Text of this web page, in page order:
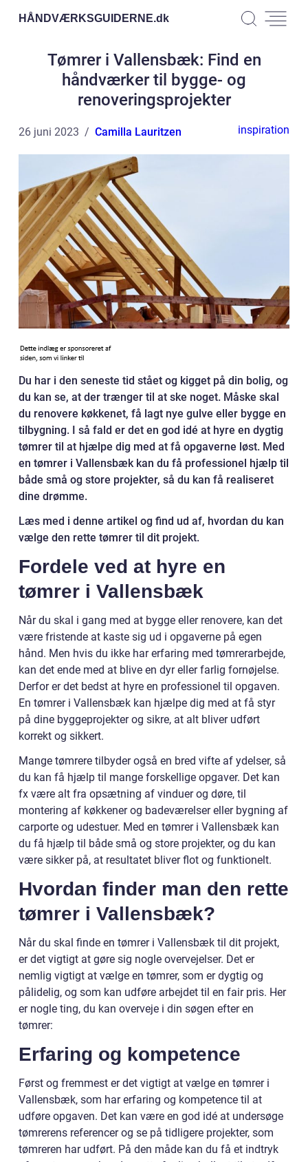
HÅNDVÆRKSGUIDERNE.dk
Tømrer i Vallensbæk: Find en
håndværker til bygge- og
renoveringsprojekter
26 juni 2023 Camilla Lauritzen inspiration
Du har i den seneste tid stået og kigget på din bolig, og
du kan se, at der trænger til at ske noget. Måske skal
du renovere køkkenet, få lagt nye gulve eller bygge en
tilbygning. I så fald er det en god idé at hyre en dygtig
tømrer til at hjælpe dig med at få opgaverne løst. Med
en tømrer i Vallensbæk kan du få professionel hjælp til
både små og store projekter, så du kan få realiseret
dine drømme.
Læs med i denne artikel og find ud af, hvordan du kan
vælge den rette tømrer til dit projekt.
Fordele ved at hyre en
tømrer i Vallensbæk
Når du skal i gang med at bygge eller renovere, kan det
være fristende at kaste sig ud i opgaverne på egen
hånd. Men hvis du ikke har erfaring med tømrerarbejde,
kan det ende med at blive en dyr eller farlig fornøjelse.
Derfor er det bedst at hyre en professionel til opgaven.
En tømrer i Vallensbæk kan hjælpe dig med at få styr
på dine byggeprojekter og sikre, at alt bliver udført
korrekt og sikkert.
Mange tømrere tilbyder også en bred vifte af ydelser, så
du kan få hjælp til mange forskellige opgaver. Det kan
fx være alt fra opsætning af vinduer og døre, til
montering af køkkener og badeværelser eller bygning af
carporte og udestuer. Med en tømrer i Vallensbæk kan
du få hjælp til både små og store projekter, og du kan
være sikker på, at resultatet bliver flot og funktionelt.
Hvordan finder man den rette
tømrer i Vallensbæk?
Når du skal finde en tømrer i Vallensbæk til dit projekt,
er det vigtigt at gøre sig nogle overvejelser. Det er
nemlig vigtigt at vælge en tømrer, som er dygtig og
pålidelig, og som kan udføre arbejdet til en fair pris. Her
er nogle ting, du kan overveje i din søgen efter en
tømrer:
Erfaring og kompetence
Først og fremmest er det vigtigt at vælge en tømrer i
Vallensbæk, som har erfaring og kompetence til at
udføre opgaven. Det kan være en god idé at undersøge
tømrerens referencer og se på tidligere projekter, som
tømreren har udført. På den måde kan du få et indtryk